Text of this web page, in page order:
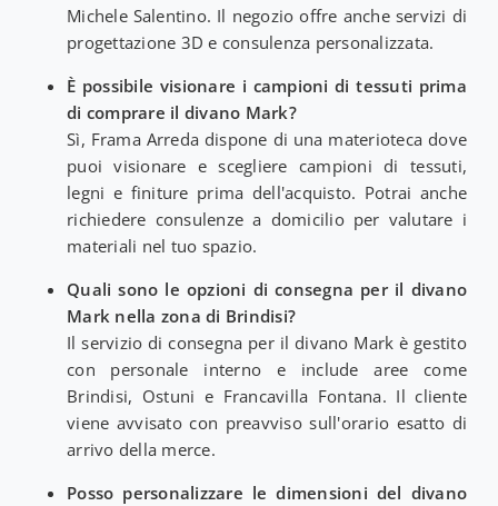
Michele Salentino. Il negozio offre anche servizi di
progettazione 3D e consulenza personalizzata.
È possibile visionare i campioni di tessuti prima
di comprare il divano Mark?
Sì, Frama Arreda dispone di una materioteca dove
puoi visionare e scegliere campioni di tessuti,
legni e finiture prima dell'acquisto. Potrai anche
richiedere consulenze a domicilio per valutare i
materiali nel tuo spazio.
Quali sono le opzioni di consegna per il divano
Mark nella zona di Brindisi?
Il servizio di consegna per il divano Mark è gestito
con personale interno e include aree come
Brindisi, Ostuni e Francavilla Fontana. Il cliente
viene avvisato con preavviso sull'orario esatto di
arrivo della merce.
Posso personalizzare le dimensioni del divano